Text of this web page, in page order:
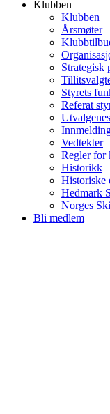
Klubben
Klubben
Årsmøter
Strategisk
Styrets
Referat
Vedtekter
Regler for
Historikk
Historiske
Hedmark
Norges
Bli medlem